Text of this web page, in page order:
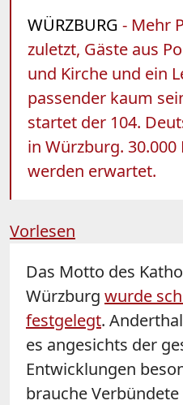
WÜRZBURG - Mehr
zuletzt, Gäste aus
und Kirche und ein
passender kaum
startet der 104.
in Würzburg.
werden erwartet.
Vorlesen
Das Motto des
Würzburg wurde
festgelegt.
es angesichts der
Entwicklungen
brauche